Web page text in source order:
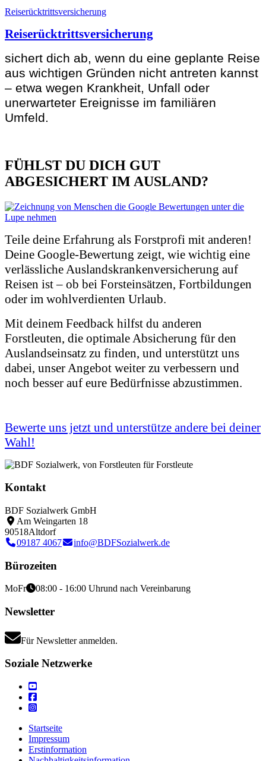
Reiserücktrittsversicherung
Reiserücktrittsversicherung
sichert dich ab, wenn du eine geplante Reise
aus wichtigen Gründen nicht antreten kannst
– etwa wegen Krankheit, Unfall oder
unerwarteter Ereignisse im familiären
Umfeld.
FÜHLST DU DICH GUT
ABGESICHERT IM AUSLAND?
Teile deine Erfahrung als Forstprofi mit anderen!
Deine Google-Bewertung zeigt, wie wichtig eine
verlässliche Auslandskrankenversicherung auf
Reisen ist – ob bei Forsteinsätzen, Fortbildungen
oder im wohlverdienten Urlaub.
Mit deinem Feedback hilfst du anderen
Forstleuten, die optimale Absicherung für den
Auslandseinsatz zu finden, und unterstützt uns
dabei, unser Angebot weiter zu verbessern und
noch besser auf eure Bedürfnisse abzustimmen.
Bewerte uns jetzt und unterstütze andere bei deiner
Wahl!
Kontakt
BDF Sozialwerk GmbH
Am Weingarten 18
90518Altdorf
09187 4067
info@BDFSozialwerk.de
Bürozeiten
MoFr 08:00 - 16:00 Uhrund nach Vereinbarung
Newsletter
Für Newsletter anmelden.
Soziale Netzwerke
Startseite
Impressum
Erstinformation